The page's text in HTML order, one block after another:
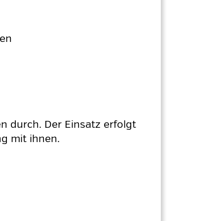
durch. Der Einsatz erfolgt
mit ihnen.